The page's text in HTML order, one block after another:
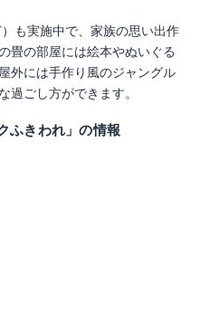
も実施中で、家族の思い出作
畳の部屋には絵本やぬいぐる
外には手作り風のジャングル
過ごし方ができます。
ふきわれ」の情報